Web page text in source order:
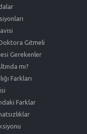
Gitmeli
Gerekenler
mı?
Farkları
Farklar